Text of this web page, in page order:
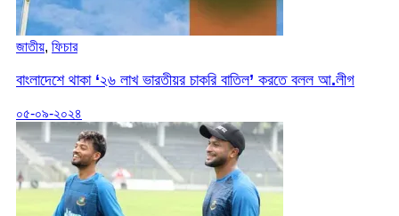
জাতীয়, ফিচার
বাংলাদেশে থাকা ‌‘২৬ লাখ ভারতীয়র চাকরি বাতিল’ করতে বলল আ.লীগ
০৫-০৯-২০২৪